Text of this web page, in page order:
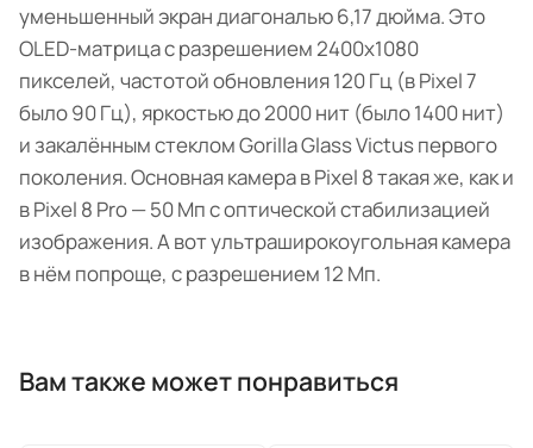
уменьшенный экран диагональю 6,17 дюйма. Это
OLED-матрица с разрешением 2400х1080
пикселей, частотой обновления 120 Гц (в Pixel 7
было 90 Гц), яркостью до 2000 нит (было 1400 нит)
и закалённым стеклом Gorilla Glass Victus первого
поколения. Основная камера в Pixel 8 такая же, как и
в Pixel 8 Pro — 50 Мп с оптической стабилизацией
изображения. А вот ультраширокоугольная камера
в нём попроще, с разрешением 12 Мп.
Вам также может понравиться